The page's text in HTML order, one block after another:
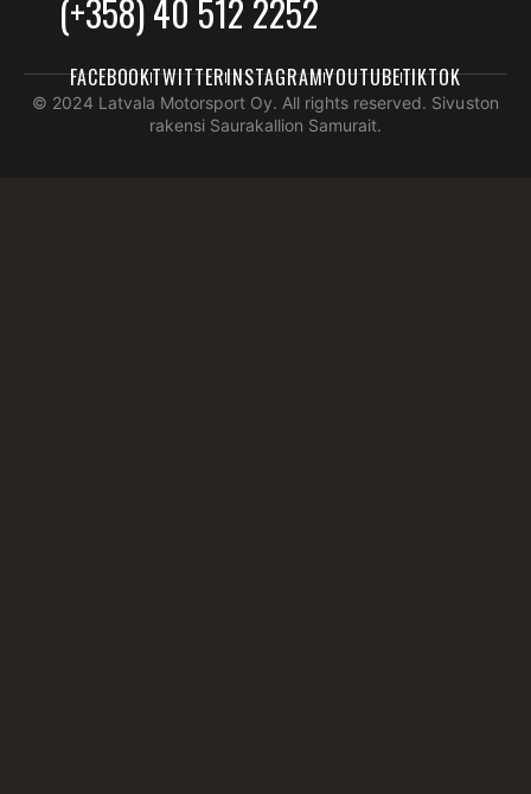
(+358) 40 512 2252
© 2024 Latvala Motorsport Oy. All rights reserved. Sivuston
rakensi Saurakallion Samurait.
FACEBOOKTWITTERINSTAGRAMYOUTUBETIKTOK